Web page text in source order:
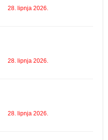
28. lipnja 2026.
28. lipnja 2026.
28. lipnja 2026.